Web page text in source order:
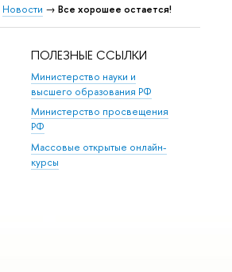
Новости → Все хорошее остается!
ПОЛЕЗНЫЕ ССЫЛКИ
Министерство науки и
высшего образования РФ
Министерство просвещения
РФ
Массовые открытые онлайн-
курсы